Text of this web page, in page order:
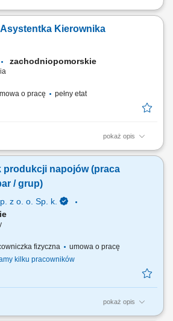
wież wiatrowych, montaż
na wysokości; prawo jazdy kat.B;
pracy w zespole; mile widziane
Kierownika
zachodniopomorskie
o pracę pełny etat
pokaż opis
i bieżąca koordynacja procesów
Zarządzanie zespołem produkcyjnym i
osób. Nadzór nad realizacją planów
zadań. Kontrola jakości produktów
produkcji napojów (praca
/ grup)
z o. o. Sp. k.
fizyczna
umowa o pracę
kilku pracowników
pokaż opis
produkcyjne przy taśmie (np. obsługa